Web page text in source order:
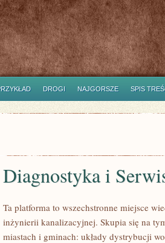
DROGI NAJGORSZE SPIS
Diagnostyka i
Ta platforma to wszechstronne miejsce
inżynierii kanalizacyjnej. Skupia się na
miastach i gminach: układy dystrybucji